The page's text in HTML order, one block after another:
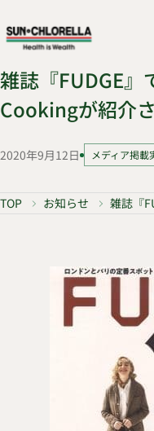
雑誌『FUDGE
Cookingが紹介
2020年9月12日 メディア掲載
TOP お知らせ 雑誌『